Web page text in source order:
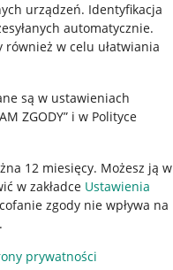
urządzeń. Identyfikacja
automatycznie.
w celu ułatwiania
są w ustawieniach
ZGODY” i w Polityce
12 miesięcy. Możesz ją w
w zakładce Ustawienia
zgody nie wpływa na
prywatności